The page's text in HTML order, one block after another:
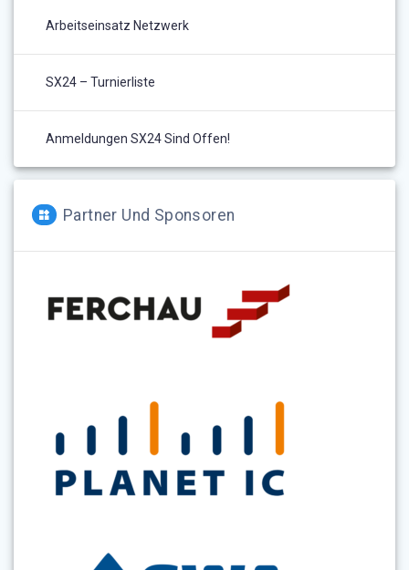
Arbeitseinsatz Netzwerk
SX24 – Turnierliste
Anmeldungen SX24 Sind Offen!
Partner Und Sponsoren